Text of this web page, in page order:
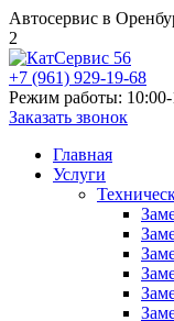
Автосервис в
2
+7 (961) 929-19-68
Режим работы: 10:00-
Заказать звонок
Главная
Услуги